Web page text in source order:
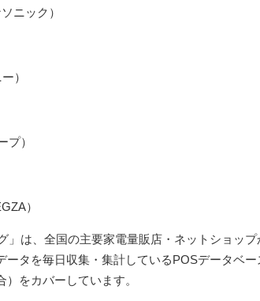
ニック）
）
プ）
）
」は、全国の主要家電量販店・ネットショッ
ータを毎日収集・集計しているPOSデータベ
をカバーしています。